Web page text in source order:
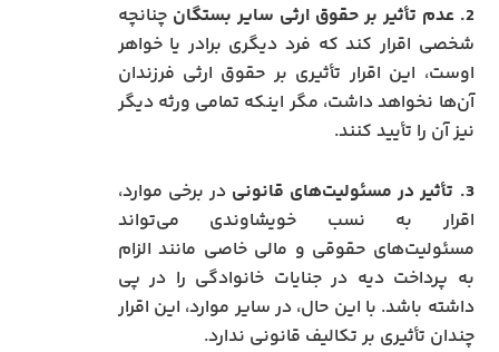
2. عدم تأثیر بر حقوق ارثی سایر بستگان
چنانچه
شخصی اقرار کند که فرد دیگری برادر یا خواهر
اوست، این اقرار تأثیری بر حقوق ارثی فرزندان
آن‌ها نخواهد داشت، مگر اینکه تمامی ورثه دیگر
نیز آن را تأیید کنند.
3. تأثیر در مسئولیت‌های قانونی
در برخی موارد،
اقرار به نسب خویشاوندی می‌تواند
مسئولیت‌های حقوقی و مالی خاصی مانند الزام
به پرداخت دیه در جنایات خانوادگی را در پی
داشته باشد. با این حال، در سایر موارد، این اقرار
چندان تأثیری بر تکالیف قانونی ندارد.